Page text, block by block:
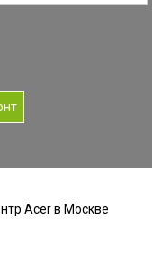
Acer в Москве